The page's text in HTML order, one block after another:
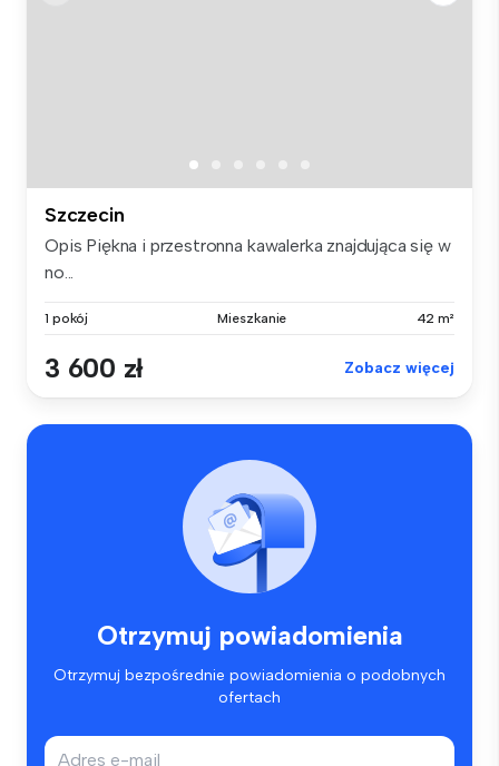
Szczecin
Opis Piękna i przestronna kawalerka znajdująca się w
no...
1 pokój Mieszkanie 42 m²
3 600 zł Zobacz więcej
Otrzymuj powiadomienia
Otrzymuj bezpośrednie powiadomienia o podobnych
ofertach